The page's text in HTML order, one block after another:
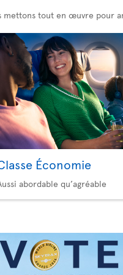
mettons tout en œuvre pour
Économie
abordable qu’agréable